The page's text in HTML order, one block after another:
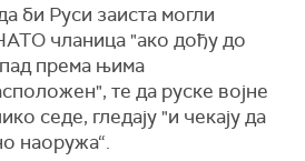
би Руси заиста могли
чланица "ако дођу до
према њима
те да руске војне
седе, гледају "и чекају да
наоружа“.